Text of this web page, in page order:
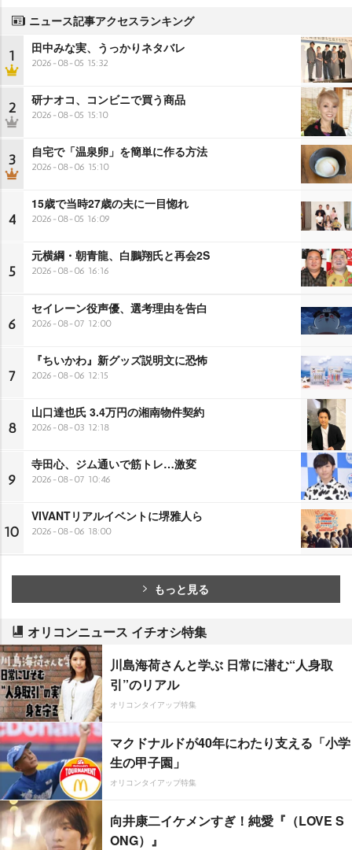
ニュース記事アクセスランキング
1 田中みな実、うっかりネタバレ
2026-08-05 15:32
2 研ナオコ、コンビニで買う商品
2026-08-05 15:10
3 自宅で「温泉卵」を簡単に作る方法
2026-08-06 15:10
4
15歳で当時27歳の夫に一目惚れ
2026-08-05 16:09
5
元横綱・朝青龍、白鵬翔氏と再会2S
2026-08-06 16:16
6
セイレーン役声優、選考理由を告白
2026-08-07 12:00
7
『ちいかわ』新グッズ説明文に恐怖
2026-08-06 12:15
8
山口達也氏 3.4万円の湘南物件契約
2026-08-03 12:18
9
寺田心、ジム通いで筋トレ…激変
2026-08-07 10:46
10
VIVANTリアルイベントに堺雅人ら
2026-08-06 18:00
もっと見る
オリコンニュース イチオシ特集
川島海荷さんと学ぶ 日常に潜む“人身取
引”のリアル
オリコンタイアップ特集
マクドナルドが40年にわたり支える「小学
生の甲子園」
オリコンタイアップ特集
向井康二イケメンすぎ！純愛『（LOVE S
ONG）』